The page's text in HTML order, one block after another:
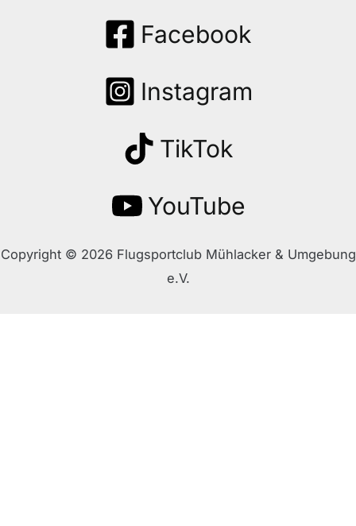
Facebook
Instagram
TikTok
YouTube
Copyright © 2026 Flugsportclub Mühlacker & Umgebung
e.V.